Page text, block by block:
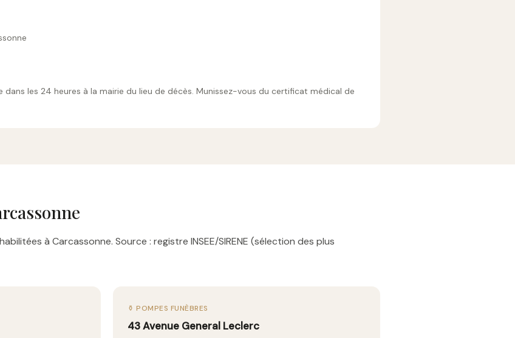
les 24 heures à la mairie du lieu de décès. Munissez-vous du certificat médical de
à Carcassonne. Source : registre INSEE/SIRENE (sélection des plus
⚱️ POMPES FUNÈBRES
43 Avenue General Leclerc